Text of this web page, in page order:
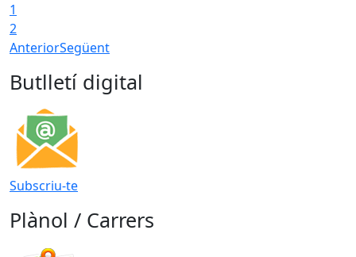
1
2
AnteriorSegüent
Butlletí digital
Subscriu-te
Plànol / Carrers